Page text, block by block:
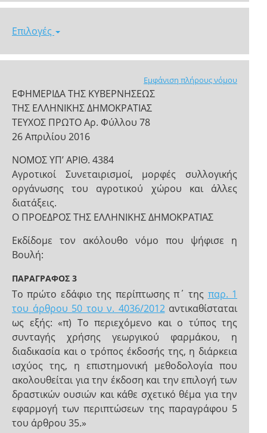
Επιλογές
Εμφάνιση πλήρους νόμου
ΕΦΗΜΕΡΙΔΑ ΤΗΣ ΚΥΒΕΡΝΗΣΕΩΣ
ΤΗΣ ΕΛΛΗΝΙΚΗΣ ΔΗΜΟΚΡΑΤΙΑΣ
ΤΕΥΧΟΣ ΠΡΩΤΟ Αρ. Φύλλου 78
26 Απριλίου 2016
NOMOΣ ΥΠ’ ΑΡΙΘ. 4384
Αγροτικοί Συνεταιρισμοί, μορφές συλλογικής
οργάνωσης του αγροτικού χώρου και άλλες
διατάξεις.
Ο ΠΡΟΕΔΡΟΣ ΤΗΣ ΕΛΛΗΝΙΚΗΣ ΔΗΜΟΚΡΑΤΙΑΣ
Εκδίδομε τον ακόλουθο νόμο που ψήφισε η
Βουλή:
ΠΑΡΑΓΡΑΦΟΣ 3
Το πρώτο εδάφιο της περίπτωσης π΄ της παρ. 1
του άρθρου 50 του ν. 4036/2012αντικαθίσταται
ως εξής: «π) Το περιεχόμενο και ο τύπος της
συνταγής χρήσης γεωργικού φαρμάκου, η
διαδικασία και ο τρόπος έκδοσής της, η διάρκεια
ισχύος της, η επιστημονική μεθοδολογία που
ακολουθείται για την έκδοση και την επιλογή των
δραστικών ουσιών και κάθε σχετικό θέμα για την
εφαρμογή των περιπτώσεων της παραγράφου 5
του άρθρου 35.»